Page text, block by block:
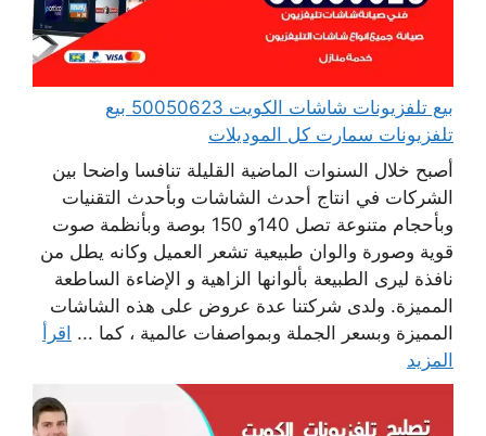
بيع تلفزيونات شاشات الكويت 50050623 بيع
تلفزيونات سمارت كل الموديلات
أصبح خلال السنوات الماضية القليلة تنافسا واضحا بين
الشركات في انتاج أحدث الشاشات وبأحدث التقنيات
وبأحجام متنوعة تصل 140و 150 بوصة وبأنظمة صوت
قوية وصورة والوان طبيعية تشعر العميل وكانه يطل من
نافذة ليرى الطبيعة بألوانها الزاهية و الإضاءة الساطعة
المميزة. ولدى شركتنا عدة عروض على هذه الشاشات
المميزة وبسعر الجملة وبمواصفات عالمية ، كما ... اقرأ
المزيد